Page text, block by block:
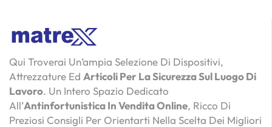
Qui Troverai Un’ampia Selezione Di Dispositivi,
Attrezzature Ed Articoli Per La Sicurezza Sul Luogo Di
Lavoro. Un Intero Spazio Dedicato
All’Antinfortunistica In Vendita Online, Ricco Di
Preziosi Consigli Per Orientarti Nella Scelta Dei Migliori